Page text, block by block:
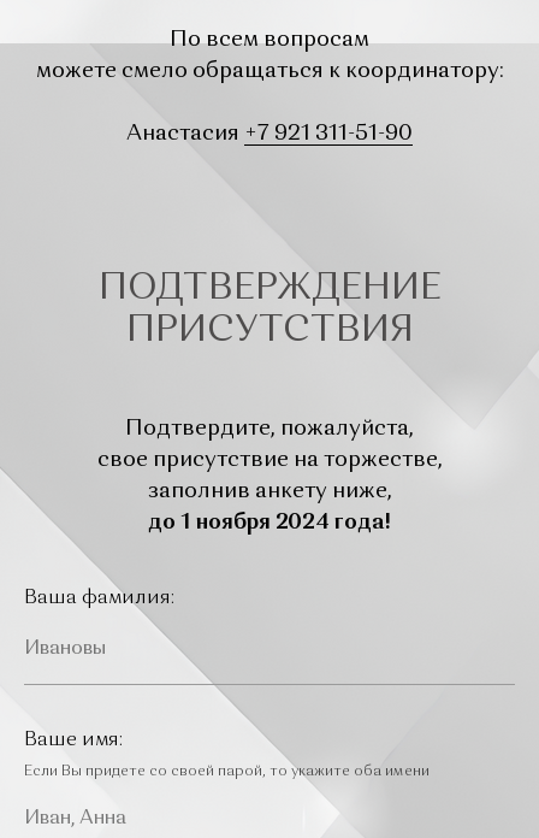
По всем вопросам
можете смело обращаться к координатору:
Анастасия +7 921 311-51-90
ПОДТВЕРЖДЕНИЕ
ПРИСУТСТВИЯ
Подтвердите, пожалуйста,
свое присутствие на торжестве,
заполнив анкету ниже,
до 1 ноября 2024 года!
Ваша фамилия:
Ваше имя:
Если Вы придете со своей парой, то укажите оба имени